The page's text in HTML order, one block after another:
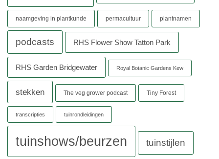
naamgeving in plantkunde permacultuur plantnamen
podcasts RHS Flower Show Tatton Park
RHS Garden Bridgewater Royal Botanic Gardens Kew
stekken The veg grower podcast Tiny Forest
transcripties tuinrondleidingen
tuinshows/beurzen tuinstijlen